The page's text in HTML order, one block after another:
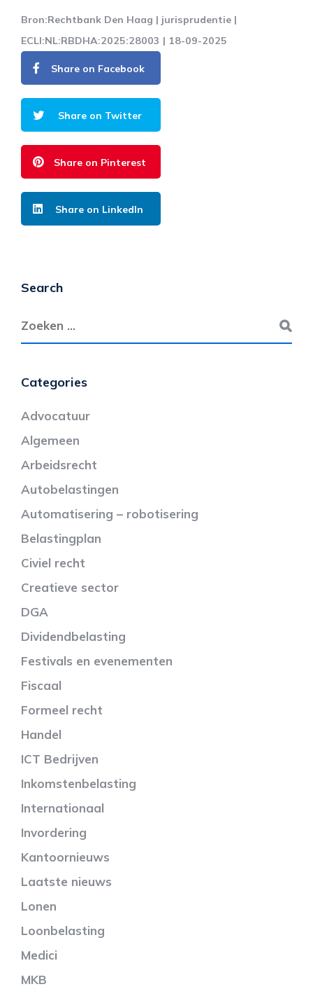
Bron:Rechtbank Den Haag | jurisprudentie |
ECLI:NL:RBDHA:2025:28003 | 18-09-2025
Share on Facebook
Share on Twitter
Share on Pinterest
Share on LinkedIn
Search
Categories
Advocatuur
Algemeen
Arbeidsrecht
Autobelastingen
Automatisering – robotisering
Belastingplan
Civiel recht
Creatieve sector
DGA
Dividendbelasting
Festivals en evenementen
Fiscaal
Formeel recht
Handel
ICT Bedrijven
Inkomstenbelasting
Internationaal
Invordering
Kantoornieuws
Laatste nieuws
Lonen
Loonbelasting
Medici
MKB